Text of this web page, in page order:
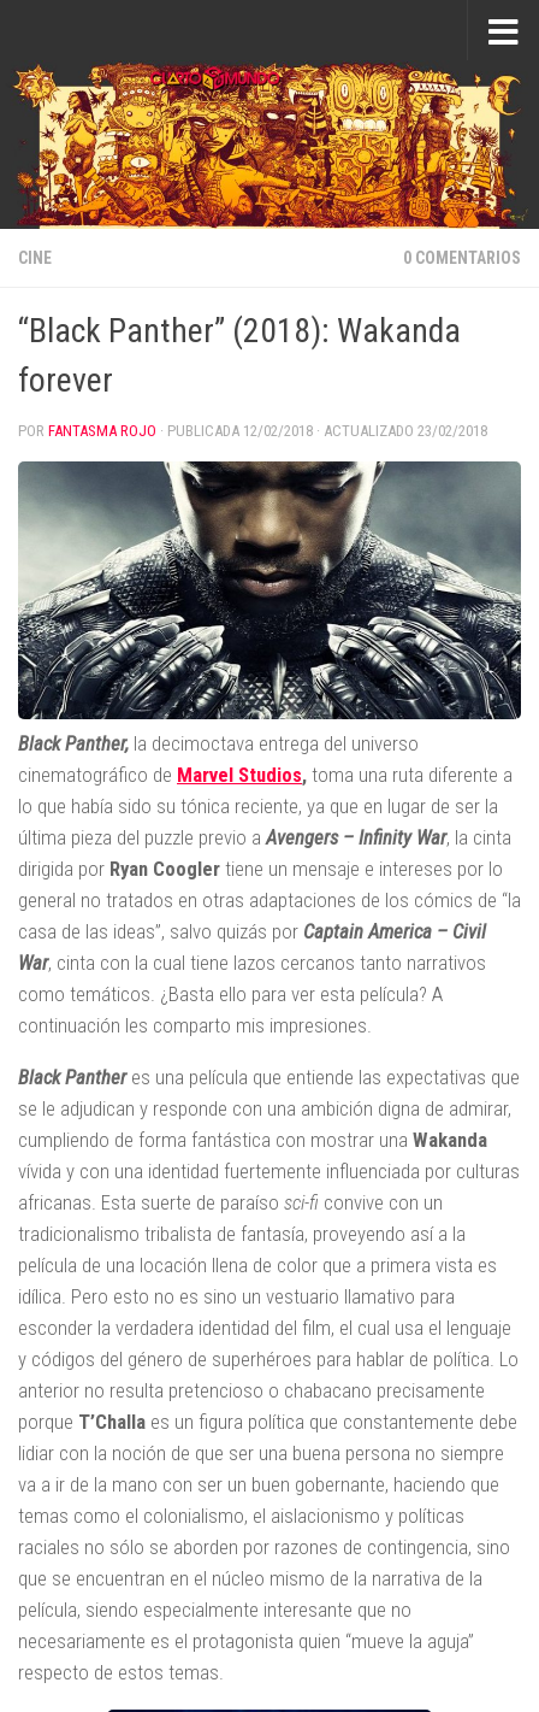
CINE 0 COMENTARIOS
“Black Panther” (2018): Wakanda
forever
POR FANTASMA ROJO · PUBLICADA 12/02/2018 · ACTUALIZADO 23/02/2018
Black Panther, la decimoctava entrega del universo
cinematográfico de Marvel Studios, toma una ruta diferente a
lo que había sido su tónica reciente, ya que en lugar de ser la
última pieza del puzzle previo aAvengers – Infinity War, la cinta
dirigida por Ryan Coogler tiene un mensaje e intereses por lo
general no tratados en otras adaptaciones de los cómics de “la
casa de las ideas”, salvo quizás por Captain America – Civil
War, cinta con la cual tiene lazos cercanos tanto narrativos
como temáticos. ¿Basta ello para ver esta película? A
continuación les comparto mis impresiones.
Black Pantheres una película que entiende las expectativas que
se le adjudican y responde con una ambición digna de admirar,
cumpliendo de forma fantástica con mostrar una Wakanda
vívida y con una identidad fuertemente influenciada por culturas
africanas. Esta suerte de paraíso sci-fi convive con un
tradicionalismo tribalista de fantasía, proveyendo así a la
película de una locación llena de color que a primera vista es
idílica. Pero esto no es sino un vestuario llamativo para
esconder la verdadera identidad del film, el cual usa el lenguaje
y códigos del género de superhéroes para hablar de política. Lo
anterior no resulta pretencioso o chabacano precisamente
porque T’Challa es un figura política que constantemente debe
lidiar con la noción de que ser una buena persona no siempre
va a ir de la mano con ser un buen gobernante, haciendo que
temas como el colonialismo, el aislacionismo y políticas
raciales no sólo se aborden por razones de contingencia, sino
que se encuentran en el núcleo mismo de la narrativa de la
película, siendo especialmente interesante que no
necesariamente es el protagonista quien “mueve la aguja”
respecto de estos temas.